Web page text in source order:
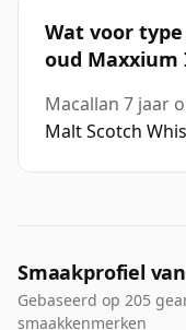
Wat voor
oud Maxxium
Macallan 7 jaar
Malt Scotch
Smaakprofiel
Gebaseerd op 205
smaakkenmerken